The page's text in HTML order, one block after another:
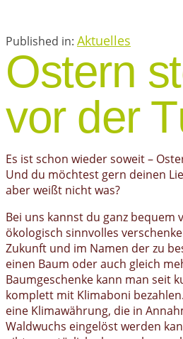
Published in: Aktuelles
Ostern
vor der
Es ist schon wieder soweit –
Und du möchtest gern deinen
aber weißt nicht was?
Bei uns kannst du ganz bequem
ökologisch sinnvolles
Zukunft und im Namen der zu
einen Baum oder auch gleich
Baumgeschenke kann man seit
komplett mit Klimaboni
eine Klimawährung, die in
Waldwuchs eingelöst werden